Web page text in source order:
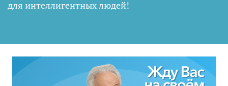
для интеллигентных людей!